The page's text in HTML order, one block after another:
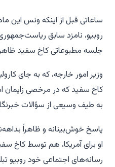
ساعاتی قبل از اینکه ونس این
جلسه مطبوعاتی کاخ سفید
وزیر امور خارجه، که به جای
کاخ سفید که در مرخصی زایمان
به طیف وسیعی از سؤالات
پاسخ خوش‌بینانه و ظاهراً
او برای آمریکا، هم توسط
رسانه‌های اجتماعی خود روبیو